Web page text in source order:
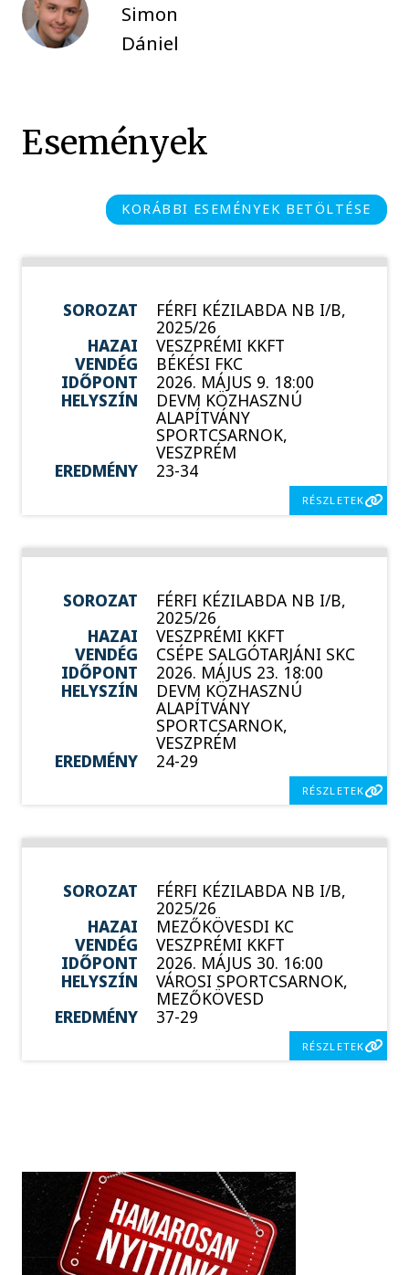
Simon
Dániel
Események
KORÁBBI ESEMÉNYEK BETÖLTÉSE
SOROZAT FÉRFI KÉZILABDA NB I/B,
2025/26
HAZAI
VESZPRÉMI KKFT
VENDÉG
BÉKÉSI FKC
IDŐPONT
2026. MÁJUS 9. 18:00
HELYSZÍN
DEVM KÖZHASZNÚ
ALAPÍTVÁNY
SPORTCSARNOK,
VESZPRÉM
EREDMÉNY
23-34
RÉSZLETEK
SOROZAT FÉRFI KÉZILABDA NB I/B,
2025/26
HAZAI
VESZPRÉMI KKFT
VENDÉG
CSÉPE SALGÓTARJÁNI SKC
IDŐPONT
2026. MÁJUS 23. 18:00
HELYSZÍN
DEVM KÖZHASZNÚ
ALAPÍTVÁNY
SPORTCSARNOK,
VESZPRÉM
EREDMÉNY
24-29
RÉSZLETEK
SOROZAT FÉRFI KÉZILABDA NB I/B,
2025/26
HAZAI
MEZŐKÖVESDI KC
VENDÉG
VESZPRÉMI KKFT
IDŐPONT
2026. MÁJUS 30. 16:00
HELYSZÍN
VÁROSI SPORTCSARNOK,
MEZŐKÖVESD
EREDMÉNY
37-29
RÉSZLETEK